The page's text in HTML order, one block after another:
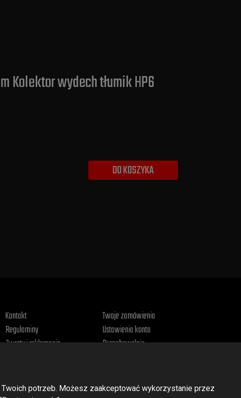
Kolektor wydech tłumik HP6
DO KOSZYKA
Kontakt
Regulaminy
Zwroty i reklamacje
Twoje zamówienia
Ustawienia konta
Przechowalnia
potrzeb. Możesz zaakceptować wykorzystanie przez